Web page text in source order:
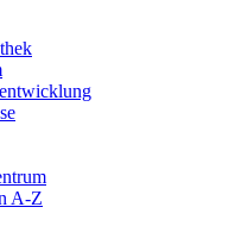
A-Z